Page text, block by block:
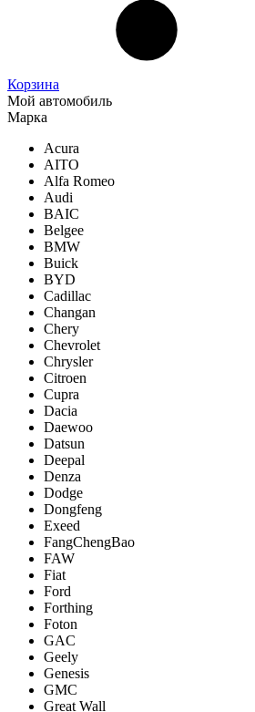
Корзина
Мой автомобиль
Марка
Acura
AITO
Alfa Romeo
Audi
BAIC
Belgee
BMW
Buick
BYD
Cadillac
Changan
Chery
Chevrolet
Chrysler
Citroen
Cupra
Dacia
Daewoo
Datsun
Deepal
Denza
Dodge
Dongfeng
Exeed
FangChengBao
FAW
Fiat
Ford
Forthing
Foton
GAC
Geely
Genesis
GMC
Great Wall